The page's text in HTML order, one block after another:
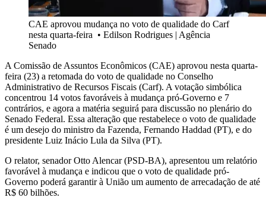
CAE aprovou mudança no voto de qualidade do Carf
nesta quarta-feira • Edilson Rodrigues | Agência
Senado
A Comissão de Assuntos Econômicos (CAE) aprovou nesta quarta-
feira (23) a retomada do voto de qualidade no Conselho
Administrativo de Recursos Fiscais (Carf). A votação simbólica
concentrou 14 votos favoráveis à mudança pró-Governo e 7
contrários, e agora a matéria seguirá para discussão no plenário do
Senado Federal. Essa alteração que restabelece o voto de qualidade
é um desejo do ministro da Fazenda, Fernando Haddad (PT), e do
presidente Luiz Inácio Lula da Silva (PT).
O relator, senador Otto Alencar (PSD-BA), apresentou um relatório
favorável à mudança e indicou que o voto de qualidade pró-
Governo poderá garantir à União um aumento de arrecadação de até
R$ 60 bilhões.